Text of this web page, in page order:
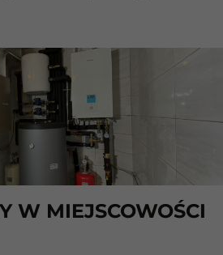
W MIEJSCOWOŚCI